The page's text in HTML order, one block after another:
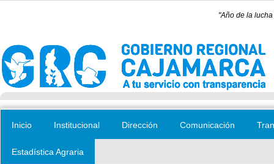
"Año de la
Inicio Institucional Dirección Comunicación
Estadística Agraria